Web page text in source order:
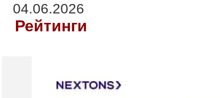
04.06.2026
Рейтинги